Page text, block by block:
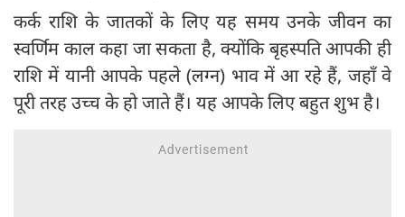
कर्क राशि के जातकों के लिए यह समय उनके जीवन का
स्वर्णिम काल कहा जा सकता है, क्योंकि बृहस्पति आपकी ही
राशि में यानी आपके पहले (लग्न) भाव में आ रहे हैं, जहाँ वे
पूरी तरह उच्च के हो जाते हैं। यह आपके लिए बहुत शुभ है।